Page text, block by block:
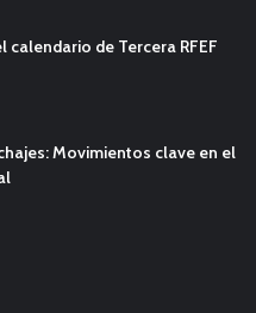
calendario de Tercera RFEF
Movimientos clave en el